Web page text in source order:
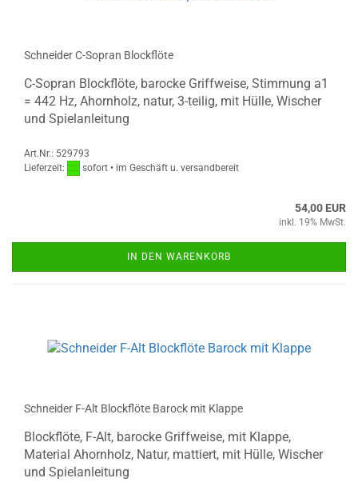
Schneider C-Sopran Blockflöte
C-Sopran Blockflöte, barocke Griffweise, Stimmung a1
= 442 Hz, Ahornholz, natur, 3-teilig, mit Hülle, Wischer
und Spielanleitung
Art.Nr.: 529793
Lieferzeit:
sofort • im Geschäft u. versandbereit
54,00 EUR
inkl. 19% MwSt.
IN DEN WARENKORB
Schneider F-Alt Blockflöte Barock mit Klappe
Blockflöte, F-Alt, barocke Griffweise, mit Klappe,
Material Ahornholz, Natur, mattiert, mit Hülle, Wischer
und Spielanleitung